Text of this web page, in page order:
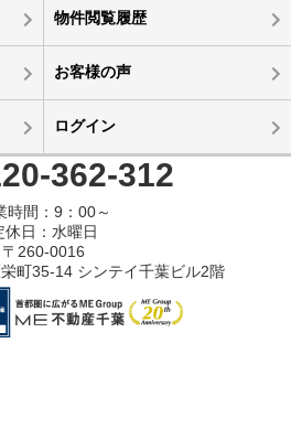
物件閲覧履歴
お客様の声
ログイン
362-312
時間：9：00～
休日：水曜日
〒260-0016
町35-14 シンテイ千葉ビル2階